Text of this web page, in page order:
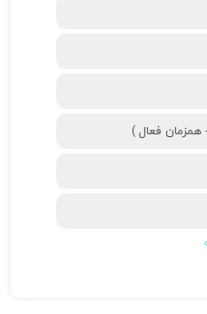
فعال )